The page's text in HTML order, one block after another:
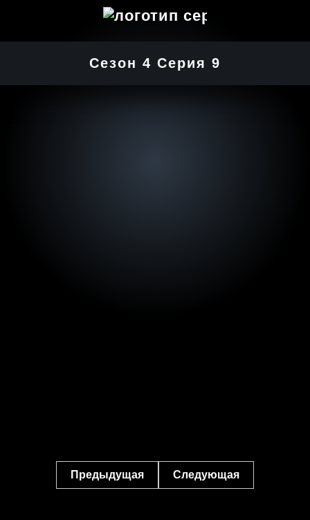
Сезон 4 Серия 9
Предыдущая Следующая